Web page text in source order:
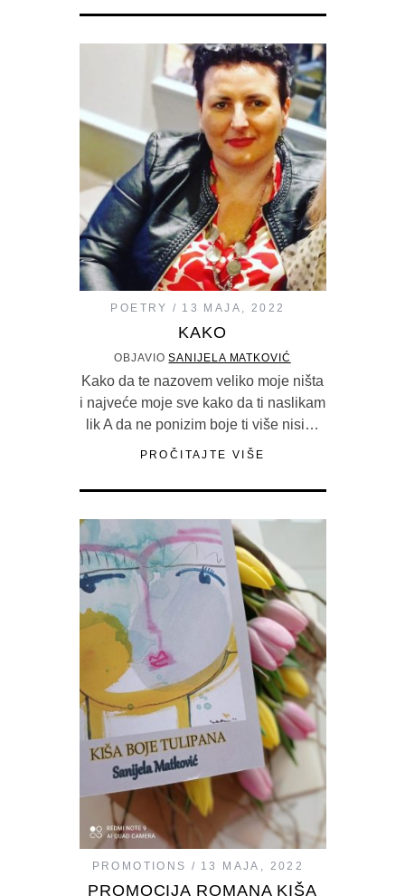
POETRY 13 MAJA, 2022
KAKO
OBJAVIOSANIJELA MATKOVIĆ
Kako da te nazovem veliko moje ništa
i najveće moje sve kako da ti naslikam
lik A da ne ponizim boje ti više nisi…
PROČITAJTE VIŠE
PROMOTIONS 13 MAJA, 2022
PROMOCIJA ROMANA KIŠA